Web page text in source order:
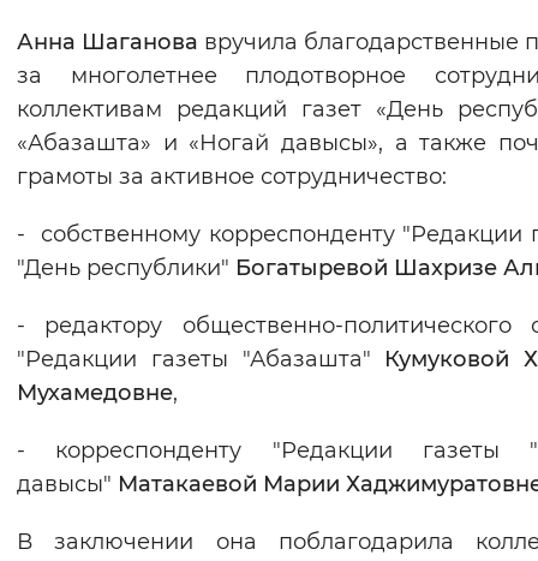
Анна Шаганова вручила благодарственные
за многолетнее плодотворное
коллективам редакций газет «День
«Абазашта» и «Ногай давысы», а также
грамоты за активное сотрудничество:
- собственному корреспонденту "Редакции
"День республики" Богатыревой Шахризе
- редактору общественно-политического
"Редакции газеты "Абазашта" Кумуковой
Мухамедовне,
- корреспонденту "Редакции газеты
давысы" Матакаевой Марии
В заключении она поблагодарила